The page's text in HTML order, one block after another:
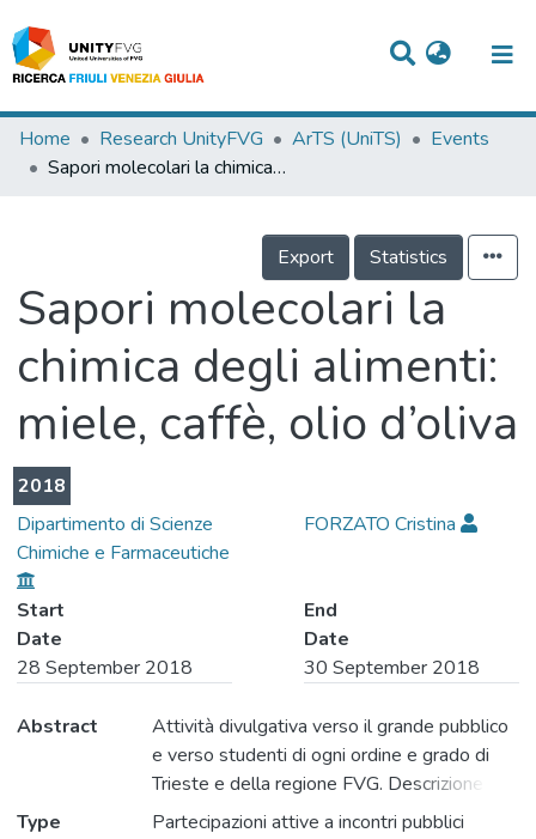
Titles
Departments
Events
Projects
People
Skills
Statistics
Home Research UnityFVG ArTS (UniTS)
Events
Sapori molecolari la chimica degli alimenti: miele, caffè, olio d’oliva
Export Statistics
Sapori molecolari la
chimica degli alimenti:
miele, caffè, olio d’oliva
2018
Dipartimento di Scienze
Chimiche e Farmaceutiche
FORZATO Cristina
Start
Date
28 September 2018
End
Date
30 September 2018
Abstract
Attività divulgativa verso il grande pubblico
e verso studenti di ogni ordine e grado di
Trieste e della regione FVG. Descrizione
dell'attività di ricerca del Dipartimento di
Type
Partecipazioni attive a incontri pubblici